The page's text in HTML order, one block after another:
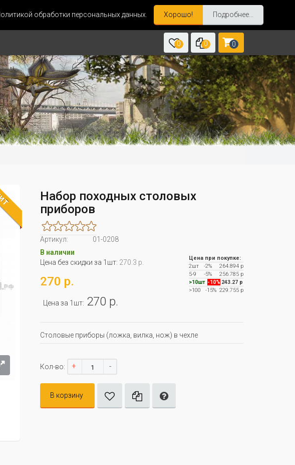
обработки персональных данных. Хорошо! Подробнее...
0 0 0
Набор походных столовых
приборов
Артикул:
01-0208
В наличии
Цена без скидки за 1шт: 270.3 р.
270 р.
Цена за 1шт: 270 р.
Цена при покупке:
2шт
-2%
264.894 р
5-9
-5%
256.785 р
>10шт -10% 243.27 р
>100
-15%229.755 р
Столовые приборы (ложка, вилка, нож) в чехле
Кол-во: + -
В корзину